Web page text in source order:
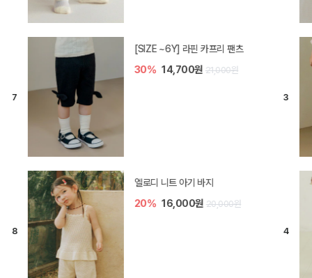
[SIZE ~6Y] 라핀 카프리 팬츠
30% 14,700원 21,000원
엘로디 니트 아기 바지
20% 16,000원 20,000원